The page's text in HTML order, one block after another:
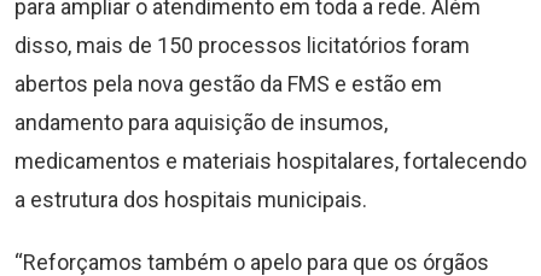
para ampliar o atendimento em toda a rede. Além
disso, mais de 150 processos licitatórios foram
abertos pela nova gestão da FMS e estão em
andamento para aquisição de insumos,
medicamentos e materiais hospitalares, fortalecendo
a estrutura dos hospitais municipais.
“Reforçamos também o apelo para que os órgãos